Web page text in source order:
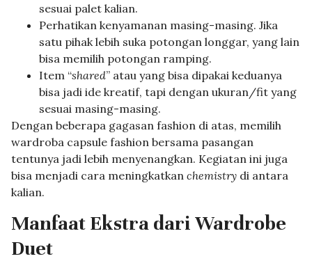
sesuai palet kalian.
Perhatikan kenyamanan masing-masing. Jika
satu pihak lebih suka potongan longgar, yang lain
bisa memilih potongan ramping.
Item “shared” atau yang bisa dipakai keduanya
bisa jadi ide kreatif, tapi dengan ukuran/fit yang
sesuai masing-masing.
Dengan beberapa gagasan fashion di atas, memilih
wardroba capsule fashion bersama pasangan
tentunya jadi lebih menyenangkan. Kegiatan ini juga
bisa menjadi cara meningkatkan chemistry di antara
kalian.
Manfaat Ekstra dari Wardrobe
Duet